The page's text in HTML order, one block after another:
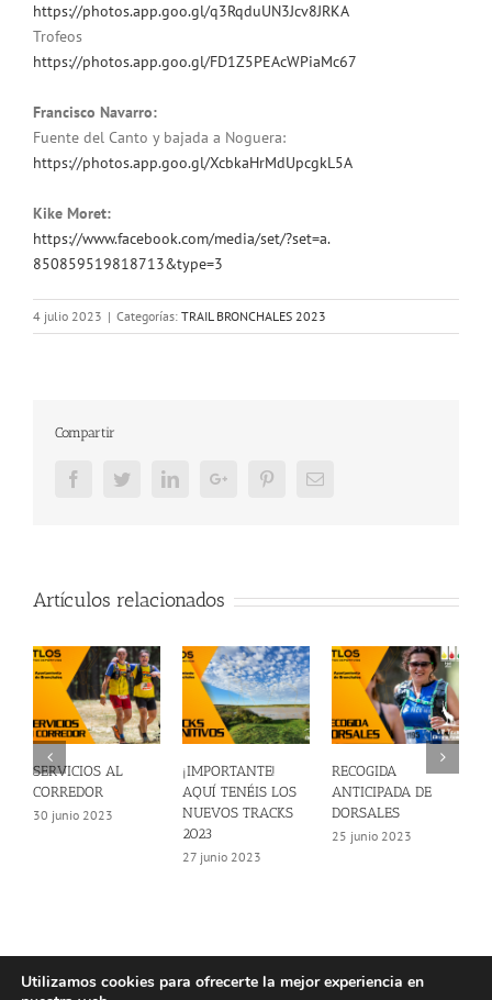
https://photos.app.goo.gl/q3RqduUN3Jcv8JRKA
Trofeos
https://photos.app.goo.gl/FD1Z5PEAcWPiaMc67
Francisco Navarro:
Fuente del Canto y bajada a Noguera:
https://photos.app.goo.gl/XcbkaHrMdUpcgkL5A
Kike Moret:
https://www.facebook.com/media/set/?set=a.
850859519818713&type=3
4 julio 2023 | Categorías: TRAIL BRONCHALES 2023
Compartir
FacebookTwitterLinkedInGoogle+ PinterestEmail
Artículos relacionados
SERVICIOS AL
CORREDOR
30 junio 2023
¡IMPORTANTE!
AQUÍ TENÉIS LOS
NUEVOS TRACKS
2023
27 junio 2023
RECOGIDA
ANTICIPADA DE
DORSALES
25 junio 2023
Utilizamos cookies para ofrecerte la mejor experiencia en